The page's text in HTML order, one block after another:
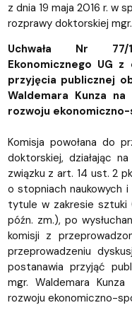
z dnia 19 maja 2016 r. w
rozprawy doktorskiej
Uchwała Nr 77/
Ekonomicznego UG
przyjęcia publicznej
Waldemara Kunza
rozwoju ekonomiczno-
Komisja powołana do
doktorskiej, działając
związku z art. 14 ust. 2
o stopniach naukowych
tytule w zakresie sztuki
późn. zm.), po
komisji z
przeprowadzeniu
postanawia przyjąć
mgr. Waldemara
rozwoju ekonomiczno-